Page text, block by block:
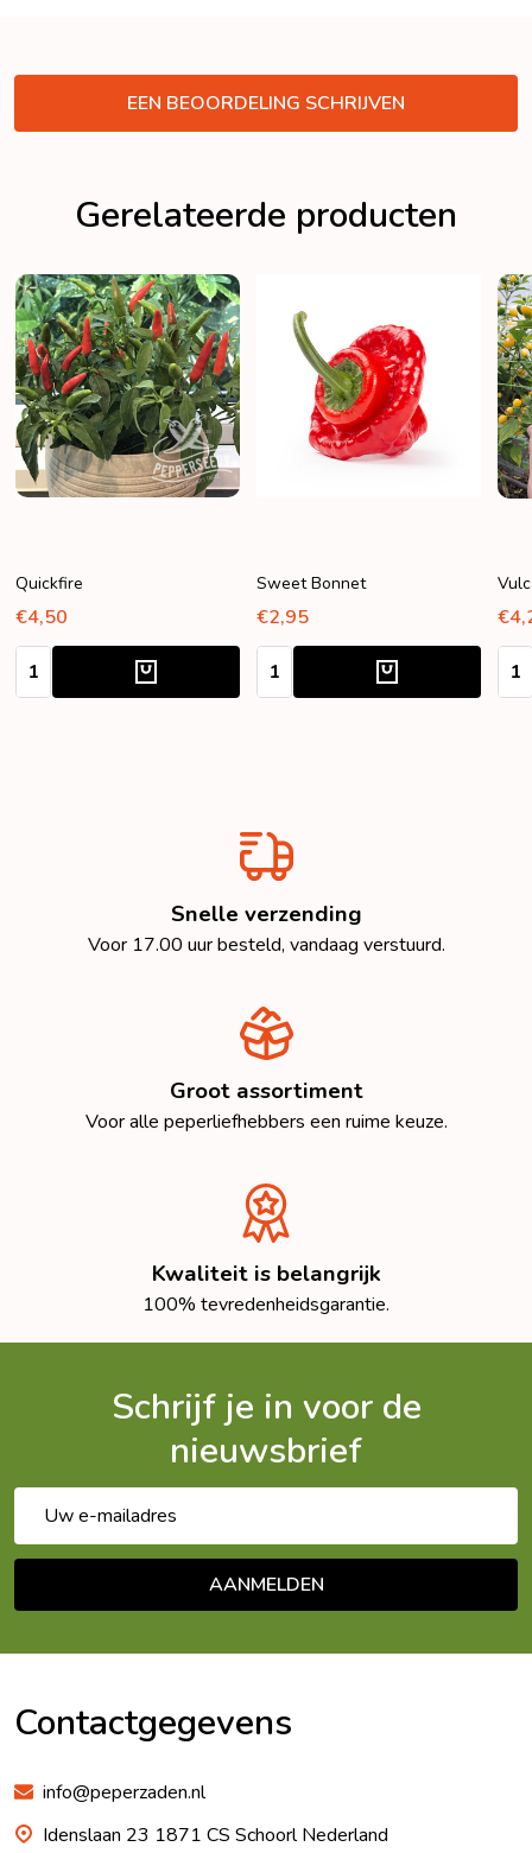
EEN BEOORDELING SCHRIJVEN
Gerelateerde producten
Quickfire
€4,50
Aantal:
Sweet Bonnet
€2,95
Aantal:
Snelle verzending
Voor 17.00 uur besteld, vandaag verstuurd.
Groot assortiment
Voor alle peperliefhebbers een ruime keuze.
Kwaliteit is belangrijk
100% tevredenheidsgarantie.
Schrijf je in voor de
nieuwsbrief
mailadres
AANMELDEN
Contactgegevens
info@peperzaden.nl
Idenslaan 23 1871 CS Schoorl Nederland